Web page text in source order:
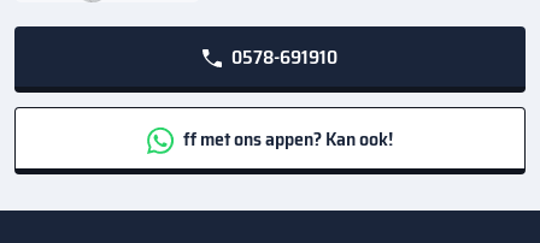
0578-691910
ff met ons appen? Kan ook!